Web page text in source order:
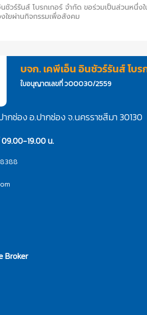
ชัวร์รันส์ โบรกเกอร์ จำกัด ขอร่วมเป็นส่วนหนึ่งใ
ใยผ่านกิจกรรมเพื่อสังคม
บจก. เคพีเอ็น อินชัวร์รันส์ โบร
ใบอนุญาตเลขที่ ว00030/2559
กช่อง อ.ปากช่อง จ.นครราชสีมา 30130
09.00-19.00 น.
Broker